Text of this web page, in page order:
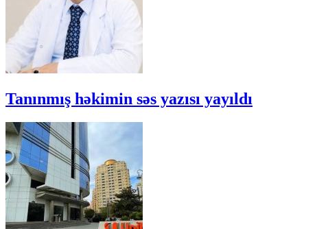
Tanınmış həkimin səs yazısı yayıldı